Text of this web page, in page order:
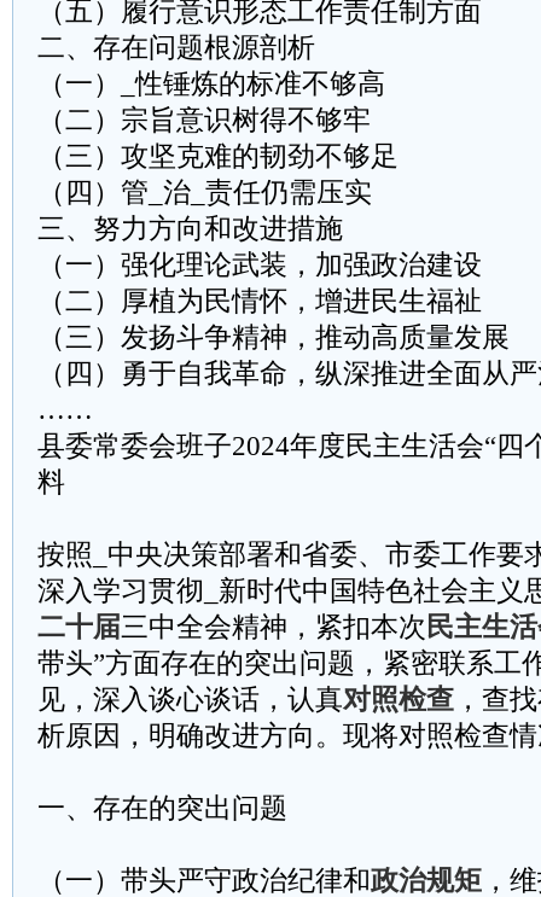
（五）履行意识形态工作责任制方面
二、存在问题根源剖析
（一）_性锤炼的标准不够高
（二）宗旨意识树得不够牢
（三）攻坚克难的韧劲不够足
（四）管_治_责任仍需压实
三、努力方向和改进措施
（一）强化理论武装，加强政治建设
（二）厚植为民情怀，增进民生福祉
（三）发扬斗争精神，推动高质量发展
（四）勇于自我革命，纵深推进全面从
……
县委常委会班子2024年度民主生活会“四
料
按照_中央决策部署和省委、市委工作要
深入学习贯彻_新时代中国特色社会主义
二十届三中全会精神，紧扣本次民主生
带头”方面存在的突出问题，紧密联系工
见，深入谈心谈话，认真对照检查 ，查
析原因，明确改进方向。现将对照检查
一、存在的突出问题
（一）带头严守政治纪律和政治规矩 ，